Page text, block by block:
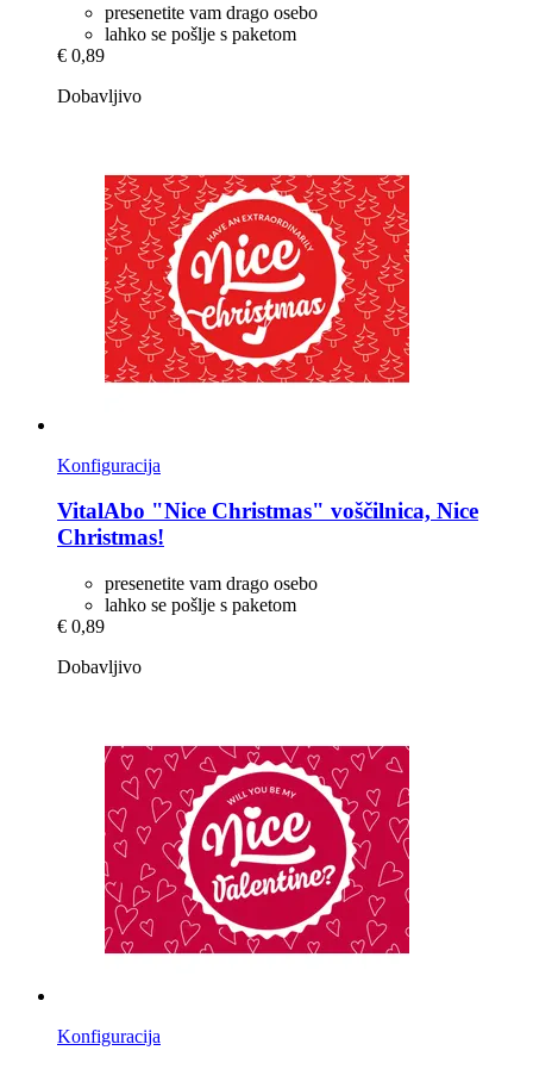
presenetite vam drago osebo
lahko se pošlje s paketom
€ 0,89
Dobavljivo
Konfiguracija
VitalAbo "Nice Christmas" voščilnica, Nice
Christmas!
presenetite vam drago osebo
lahko se pošlje s paketom
€ 0,89
Dobavljivo
Konfiguracija